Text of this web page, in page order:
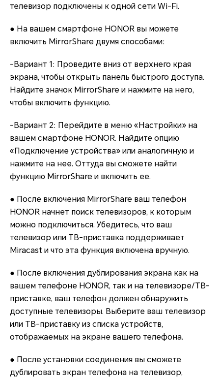
телевизор подключены к одной сети Wi-Fi.
● На вашем смартфоне HONOR вы можете
включить MirrorShare двумя способами:
-Вариант 1: Проведите вниз от верхнего края
экрана, чтобы открыть панель быстрого доступа.
Найдите значок MirrorShare и нажмите на него,
чтобы включить функцию.
-Вариант 2: Перейдите в меню «Настройки» на
вашем смартфоне HONOR. Найдите опцию
«Подключение устройства» или аналогичную и
нажмите на нее. Оттуда вы сможете найти
функцию MirrorShare и включить ее.
● После включения MirrorShare ваш телефон
HONOR начнет поиск телевизоров, к которым
можно подключиться. Убедитесь, что ваш
телевизор или ТВ-приставка поддерживает
Miracast и что эта функция включена вручную.
● После включения дублирования экрана как на
вашем телефоне HONOR, так и на телевизоре/ТВ-
приставке, ваш телефон должен обнаружить
доступные телевизоры. Выберите ваш телевизор
или ТВ-приставку из списка устройств,
отображаемых на экране вашего телефона.
● После установки соединения вы сможете
дублировать экран телефона на телевизор,